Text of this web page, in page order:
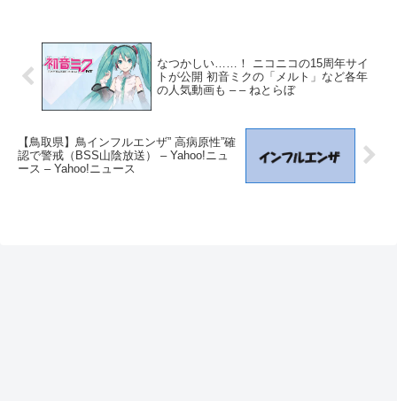
なつかしい……！ ニコニコの15周年サイ
トが公開 初音ミクの「メルト」など各年
の人気動画も – – ねとらぼ
【鳥取県】鳥インフルエンザ” 高病原性”確
認で警戒（BSS山陰放送） – Yahoo!ニュ
ース – Yahoo!ニュース